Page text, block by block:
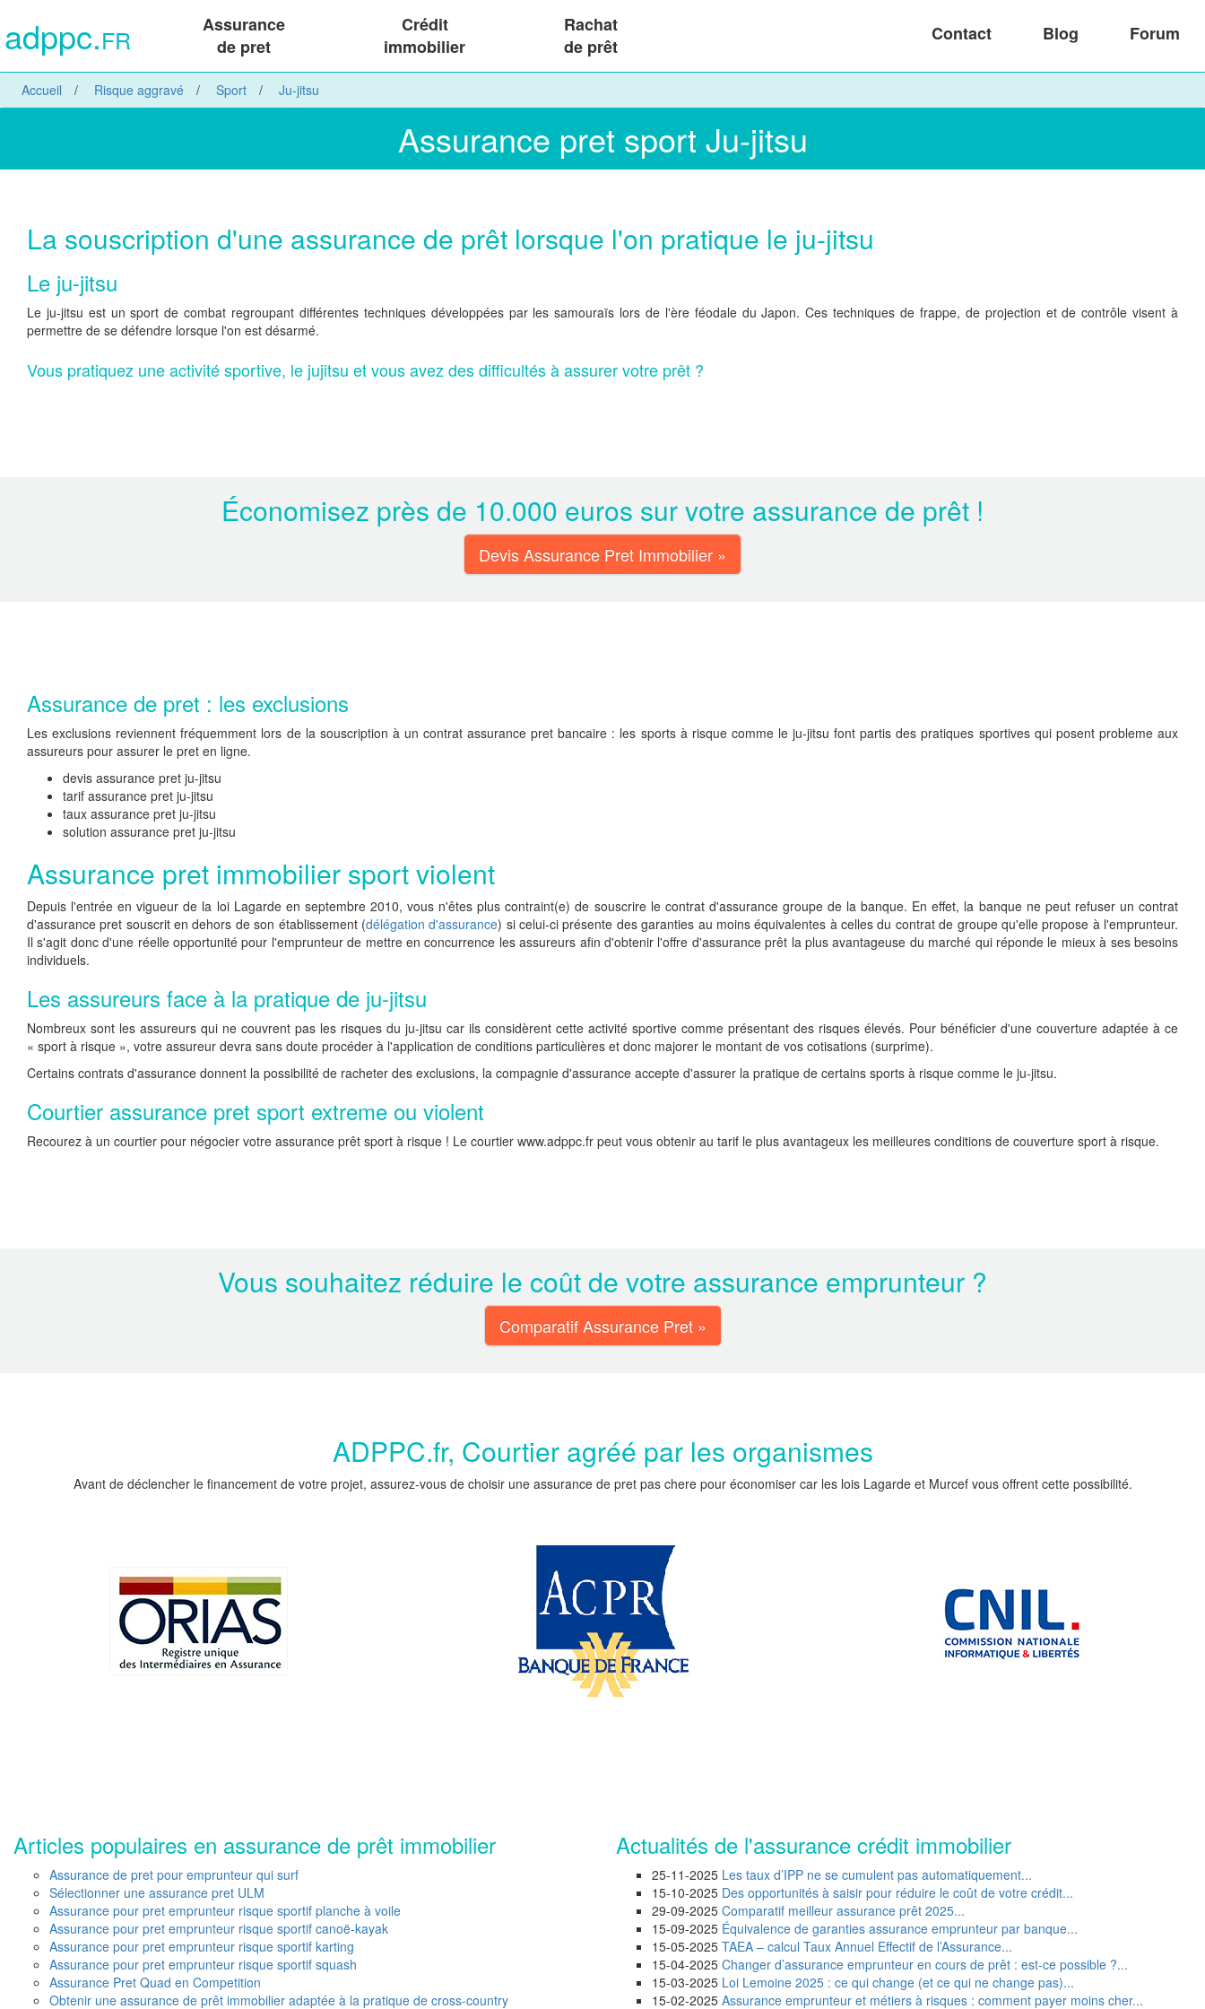
adppc.FR
Assurance
de pret
Crédit
immobilier
Rachat
de prêt
Contact Blog Forum
Accueil Risque aggravé Sport Ju-jitsu
Assurance pret sport Ju-jitsu
La souscription d'une assurance de prêt lorsque l'on pratique le ju-jitsu
Le ju-jitsu
Le ju-jitsu est un sport de combat regroupant différentes techniques développées par les samouraïs lors de l'ère féodale du Japon. Ces techniques de frappe, de projection et de contrôle visent à
permettre de se défendre lorsque l'on est désarmé.
Vous pratiquez une activité sportive, le jujitsu et vous avez des difficultés à assurer votre prêt ?
Économisez près de 10.000 euros sur votre assurance de prêt !
Devis Assurance Pret Immobilier »
Assurance de pret : les exclusions
Les exclusions reviennent fréquemment lors de la souscription à un contrat assurance pret bancaire : les sports à risque comme le ju-jitsu font partis des pratiques sportives qui posent probleme aux
assureurs pour assurer le pret en ligne.
devis assurance pret ju-jitsu
tarif assurance pret ju-jitsu
taux assurance pret ju-jitsu
solution assurance pret ju-jitsu
Assurance pret immobilier sport violent
Depuis l'entrée en vigueur de la loi Lagarde en septembre 2010, vous n'êtes plus contraint(e) de souscrire le contrat d'assurance groupe de la banque. En effet, la banque ne peut refuser un contrat
d'assurance pret souscrit en dehors de son établissement (délégation d'assurance) si celui-ci présente des garanties au moins équivalentes à celles du contrat de groupe qu'elle propose à l'emprunteur.
Il s'agit donc d'une réelle opportunité pour l'emprunteur de mettre en concurrence les assureurs afin d'obtenir l'offre d'assurance prêt la plus avantageuse du marché qui réponde le mieux à ses besoins
individuels.
Les assureurs face à la pratique de ju-jitsu
Nombreux sont les assureurs qui ne couvrent pas les risques du ju-jitsu car ils considèrent cette activité sportive comme présentant des risques élevés. Pour bénéficier d'une couverture adaptée à ce
« sport à risque », votre assureur devra sans doute procéder à l'application de conditions particulières et donc majorer le montant de vos cotisations (surprime).
Certains contrats d'assurance donnent la possibilité de racheter des exclusions, la compagnie d'assurance accepte d'assurer la pratique de certains sports à risque comme le ju-jitsu.
Courtier assurance pret sport extreme ou violent
Recourez à un courtier pour négocier votre assurance prêt sport à risque ! Le courtier www.adppc.fr peut vous obtenir au tarif le plus avantageux les meilleures conditions de couverture sport à risque.
Vous souhaitez réduire le coût de votre assurance emprunteur ?
Comparatif Assurance Pret »
ADPPC.fr, Courtier agréé par les organismes
Avant de déclencher le financement de votre projet, assurez-vous de choisir une assurance de pret pas chere pour économiser car les lois Lagarde et Murcef vous offrent cette possibilité.
Articles populaires en assurance de prêt immobilier
Assurance de pret pour emprunteur qui surf
Sélectionner une assurance pret ULM
Assurance pour pret emprunteur risque sportif planche à voile
Assurance pour pret emprunteur risque sportif canoë-kayak
Assurance pour pret emprunteur risque sportif karting
Assurance pour pret emprunteur risque sportif squash
Assurance Pret Quad en Competition
Obtenir une assurance de prêt immobilier adaptée à la pratique de cross-country
Actualités de l'assurance crédit immobilier
25-11-2025 Les taux d’IPP ne se cumulent pas automatiquement...
15-10-2025 Des opportunités à saisir pour réduire le coût de votre crédit...
29-09-2025 Comparatif meilleur assurance prêt 2025...
15-09-2025 Équivalence de garanties assurance emprunteur par banque...
15-05-2025 TAEA – calcul Taux Annuel Effectif de l’Assurance...
15-04-2025 Changer d’assurance emprunteur en cours de prêt : est-ce possible ?...
15-03-2025 Loi Lemoine 2025 : ce qui change (et ce qui ne change pas)...
15-02-2025 Assurance emprunteur et métiers à risques : comment payer moins cher...